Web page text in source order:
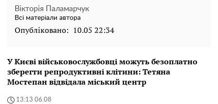
Вікторія Паламарчук
Всі матеріали автора
Опубліковано: 10.05 22:34
У Києві військовослужбовці можуть безоплатно
зберегти репродуктивні клітини: Тетяна
Мостепан відвідала міський центр
13:13 06.08